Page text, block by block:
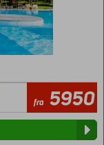
fra 5950